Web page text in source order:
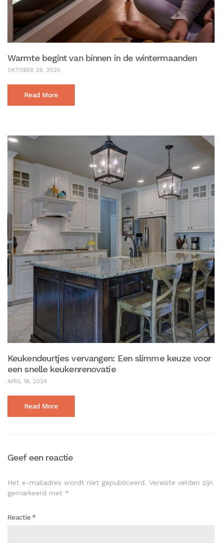
Warmte begint van binnen in de wintermaanden
OKTOBER 29, 2025
Read More
Keukendeurtjes vervangen: Een slimme keuze voor
een snelle keukenrenovatie
APRIL 18, 2024
Read More
Geef een reactie
Het e-mailadres wordt niet gepubliceerd. Vereiste velden zijn
gemarkeerd met *
Reactie*